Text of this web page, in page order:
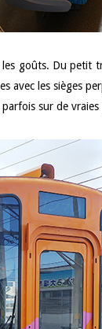
goûts. Du petit
avec les sièges
sur de